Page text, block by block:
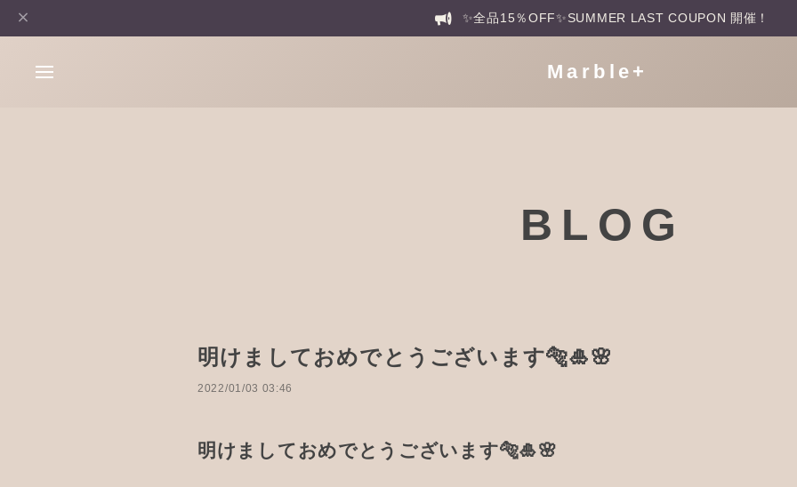
✨全品15％OFF✨SUMMER LAST COUPON 開催！
Marble+
BLOG
明けましておめでとうございます🐅🎍🌸
2022/01/03 03:46
明けましておめでとうございます🐅🎍🌸